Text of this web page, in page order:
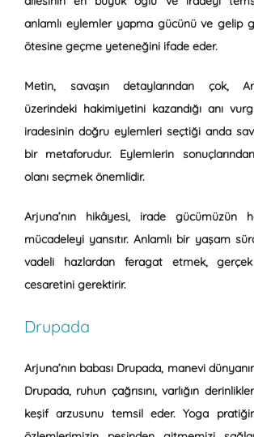
anlamlı eylemler yapma gücünü ve gelip
ötesine geçme yeteneğini ifade eder.
Metin, savaşın detaylarından çok,
üzerindeki hakimiyetini kazandığı anı
iradesinin doğru eylemleri seçtiği anda
bir metaforudur. Eylemlerin
olanı seçmek önemlidir.
Arjuna’nın hikâyesi, irade gücümüzün
mücadeleyi yansıtır. Anlamlı bir yaşam
vadeli hazlardan feragat etmek, gerçek
cesaretini gerektirir.
Drupada
Arjuna’nın babası Drupada, manevi
Drupada, ruhun çağrısını, varlığın
keşif arzusunu temsil eder. Yoga